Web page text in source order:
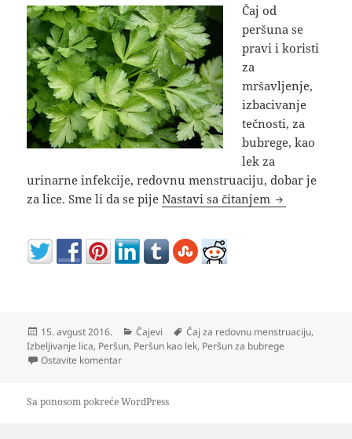
Čaj od
peršuna se
pravi i koristi
za
mršavljenje,
izbacivanje
tečnosti, za
bubrege, kao
lek za
urinarne infekcije, redovnu menstruaciju, dobar je
za lice. Sme li da se pijeNastavi sa čitanjem Kako se
Objavljeno
15. avgust 2016. Kategorije
Čajevi Oznake
Čaj za redovnu menstruaciju,
Izbeljivanje lica, Peršun, Peršun kao lek, Peršun za bubrege
Ostavite komentarna Kako se pravi čaj od peršuna za mršavljenje i
Sa ponosom pokreće WordPress